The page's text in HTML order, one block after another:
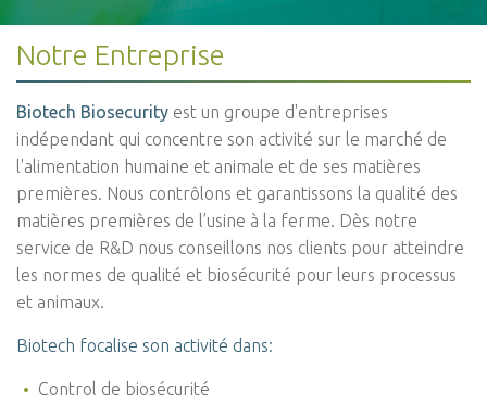
Notre Entreprise
Biotech Biosecurity est un groupe d'entreprises
indépendant qui concentre son activité sur le marché de
l'alimentation humaine et animale et de ses matières
premières. Nous contrôlons et garantissons la qualité des
matières premières de l’usine à la ferme. Dès notre
service de R&D nous conseillons nos clients pour atteindre
les normes de qualité et biosécurité pour leurs processus
et animaux.
Biotech focalise son activité dans:
Control de biosécurité